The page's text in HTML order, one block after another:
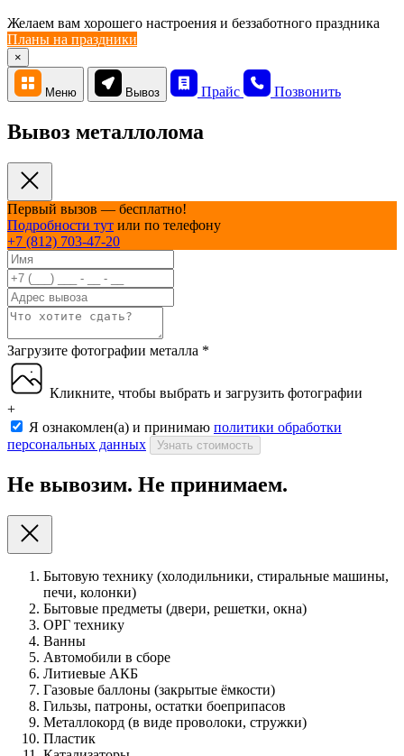
Желаем вам хорошего настроения и беззаботного праздника
Планы на праздники
×
Меню Вывоз Прайс Позвонить
Вывоз металлолома
Первый вызов — бесплатно!
Подробности тут или по телефону
+7 (812) 703-47-20
Загрузите фотографии металла *
Кликните, чтобы выбрать и загрузить фотографии
+
Я ознакомлен(а) и принимаю политики обработки
персональных данных
Узнать стоимость
Не вывозим. Не принимаем.
Бытовую технику (холодильники, стиральные машины,
печи, колонки)
Бытовые предметы (двери, решетки, окна)
ОРГ технику
Ванны
Автомобили в сборе
Литиевые АКБ
Газовые баллоны (закрытые ёмкости)
Гильзы, патроны, остатки боеприпасов
Металлокорд (в виде проволоки, стружки)
Пластик